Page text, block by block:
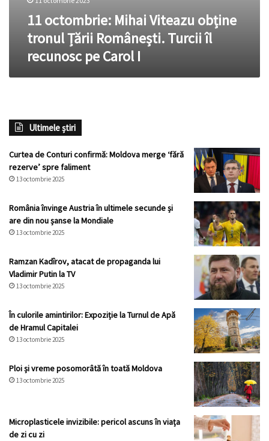
11 octombrie: Mihai Viteazu obține
tronul Țării Românești. Turcii îl
recunosc pe Carol I
Ultimele știri
Curtea de Conturi confirmă: Moldova merge ‘fără
rezerve’ spre faliment
13 octombrie 2025
România învinge Austria în ultimele secunde și
are din nou șanse la Mondiale
13 octombrie 2025
Ramzan Kadîrov, atacat de propaganda lui
Vladimir Putin la TV
13 octombrie 2025
În culorile amintirilor: Expoziție la Turnul de Apă
de Hramul Capitalei
13 octombrie 2025
Ploi și vreme posomorâtă în toată Moldova
13 octombrie 2025
Microplasticele invizibile: pericol ascuns în viața
de zi cu zi